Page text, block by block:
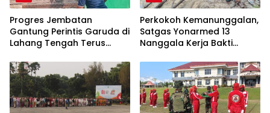
Progres Jembatan
Gantung Perintis Garuda di
Lahang Tengah Terus
Perkokoh Kemanunggalan,
Satgas Yonarmed 13
Nanggala Kerja Bakti
di Kapuas Hulu